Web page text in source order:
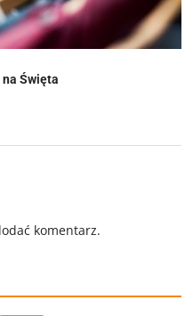
Święta
komentarz.